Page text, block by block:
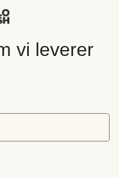
vi leverer